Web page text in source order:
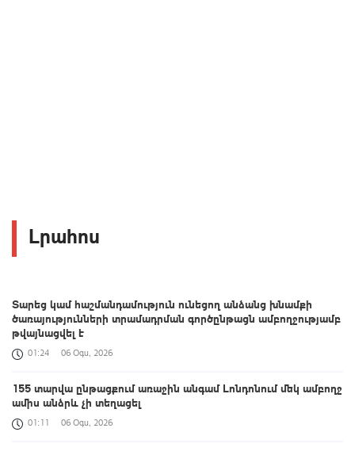
Լրահոս
Տարեց կամ հաշմանդամություն ունեցող անձանց խնամքի
ծառայությունների տրամադրման գործընթացն ամբողջությամբ
թվայնացվել է
01:24 06 Օգս, 2026
155 տարվա ընթացքում առաջին անգամ Լոնդոնում մեկ ամբողջ
ամիս անձրև չի տեղացել
01:11 06 Օգս, 2026